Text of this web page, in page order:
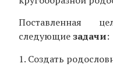
Поставленная
следующиезадачи:
1. Создать